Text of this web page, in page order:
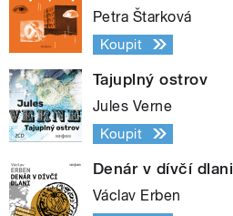
Petra Štarková
Koupit
Tajuplný ostrov
Jules Verne
Koupit
Denár v dívčí dlani
Václav Erben